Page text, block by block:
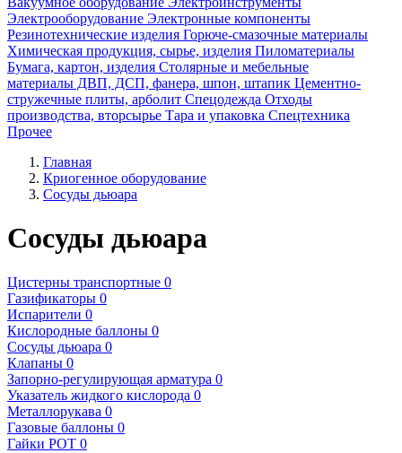
Электрооборудование Электронные компоненты
Резинотехнические изделия Горюче-смазочные материалы
Химическая продукция, сырье, изделия Пиломатериалы
Бумага, картон, изделия Столярные и мебельные
материалы ДВП, ДСП, фанера, шпон, штапик Цементно-
стружечные плиты, арболит Спецодежда Отходы
производства, вторсырье Тара и упаковка Спецтехника
Прочее
Главная
Криогенное оборудование
Сосуды дьюара
Сосуды дьюара
Цистерны транспортные 0
Газификаторы 0
Испарители 0
Кислородные баллоны 0
Сосуды дьюара 0
Клапаны 0
Запорно-регулирующая арматура 0
Указатель жидкого кислорода 0
Металлорукава 0
Газовые баллоны 0
Гайки РОТ 0